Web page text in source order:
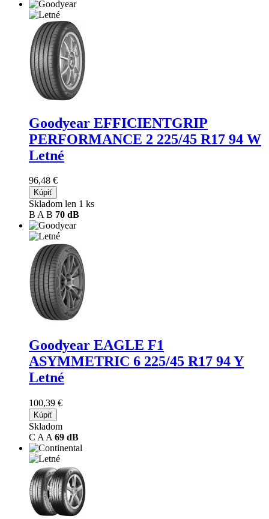
Goodyear EFFICIENTGRIP
PERFORMANCE 2 225/45 R17 94 W
Letné
96,48 €
Kúpiť
Skladom len 1 ks
B A B 70 dB
Goodyear EAGLE F1
ASYMMETRIC 6 225/45 R17 94 Y
Letné
100,39 €
Kúpiť
Skladom
C A A 69 dB